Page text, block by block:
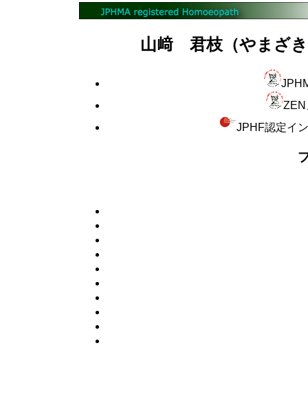
山﨑 君枝（やまざ
ZEN
JPHF認定イ